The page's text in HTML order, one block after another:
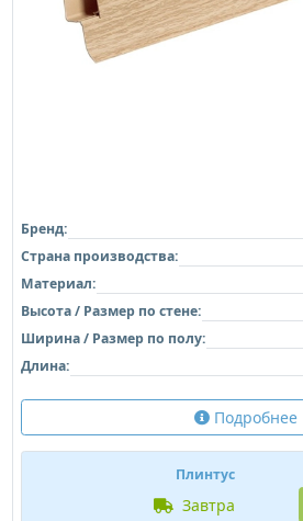
Бренд:
Страна производства:
Материал:
Высота / Размер по стене:
Ширина / Размер по полу:
Длина:
Подробнее
Плинтус
завтра